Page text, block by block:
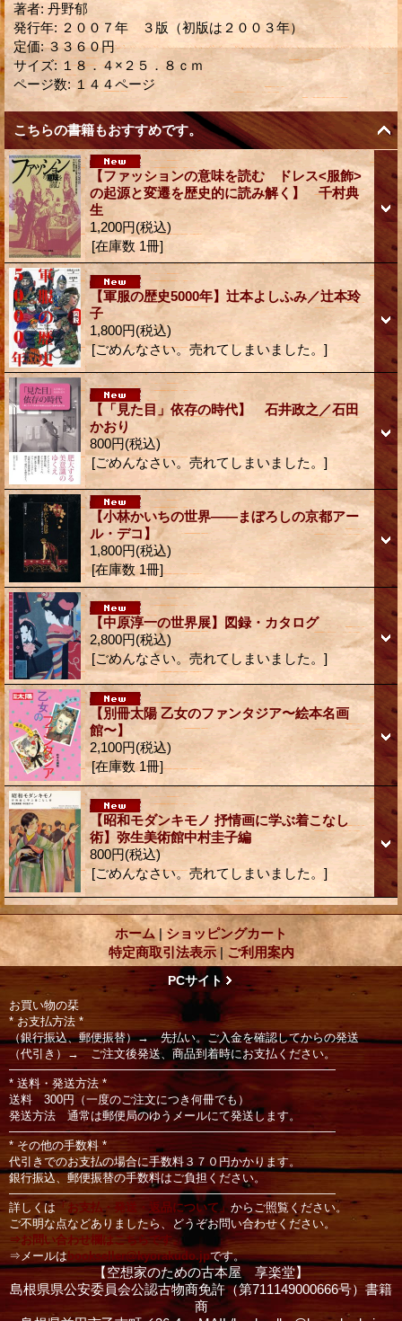
著者: 丹野郁
発行年: ２００７年 ３版（初版は２００３年）
定価: ３３６０円
サイズ: １８．４×２５．８ｃｍ
ページ数: １４４ページ
こちらの書籍もおすすめです。
【ファッションの意味を読む ドレス<服飾>
の起源と変遷を歴史的に読み解く】 千村典
生
1,200円(税込)
[在庫数 1冊]
【軍服の歴史5000年】辻本よしふみ／辻本玲
子
1,800円(税込)
[ごめんなさい。売れてしまいました。]
【「見た目」依存の時代】 石井政之／石田
かおり
800円(税込)
[ごめんなさい。売れてしまいました。]
【小林かいちの世界――まぼろしの京都アー
ル・デコ】
1,800円(税込)
[在庫数 1冊]
【中原淳一の世界展】図録・カタログ
2,800円(税込)
[ごめんなさい。売れてしまいました。]
【別冊太陽 乙女のファンタジア〜絵本名画
館〜】
2,100円(税込)
[在庫数 1冊]
【昭和モダンキモノ 抒情画に学ぶ着こなし
術】弥生美術館中村圭子編
800円(税込)
[ごめんなさい。売れてしまいました。]
ホーム | ショッピングカート
特定商取引法表示 | ご利用案内
PCサイト
お買い物の栞
* お支払方法 *
（銀行振込、郵便振替）→ 先払い。ご入金を確認してからの発送
（代引き）→ ご注文後発送、商品到着時にお支払ください。
――――――――――――――――――――――――――――
* 送料・発送方法 *
送料 300円（一度のご注文につき何冊でも）
発送方法 通常は郵便局のゆうメールにて発送します。
――――――――――――――――――――――――――――
* その他の手数料 *
代引きでのお支払の場合に手数料３７０円かかります。
銀行振込、郵便振替の手数料はご負担ください。
――――――――――――――――――――――――――――
詳しくは 「お支払・発送・返品について」 からご照覧ください。
ご不明な点などありましたら、どうぞお問い合わせください。
⇒お問い合わせ欄はこちらです。
⇒メールは bookseller@kyorakudo.jpです。
【空想家のための古本屋 享楽堂】
島根県県公安委員会公認古物商免許（第711149000666号）書籍
商